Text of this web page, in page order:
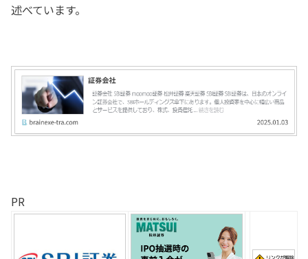
述べています。
PR